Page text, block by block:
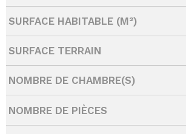
SURFACE HABITABLE (M²)
SURFACE TERRAIN
NOMBRE DE CHAMBRE(S)
NOMBRE DE PIÈCES